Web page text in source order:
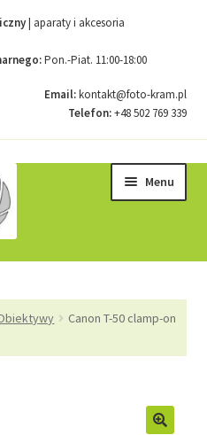
| aparaty i akcesoria
Pon.-Piat. 11:00-18:00
Email:kontakt@foto-kram.pl
Telefon:+48 502 769 339
Menu
Canon T-50 clamp-on